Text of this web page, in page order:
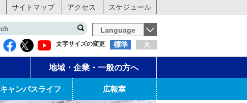
サイトマップ アクセス スケジュール
Language
文字サイズの変更 標準 大
地域・企業・一般の方へ
キャンパスライフ 広報室